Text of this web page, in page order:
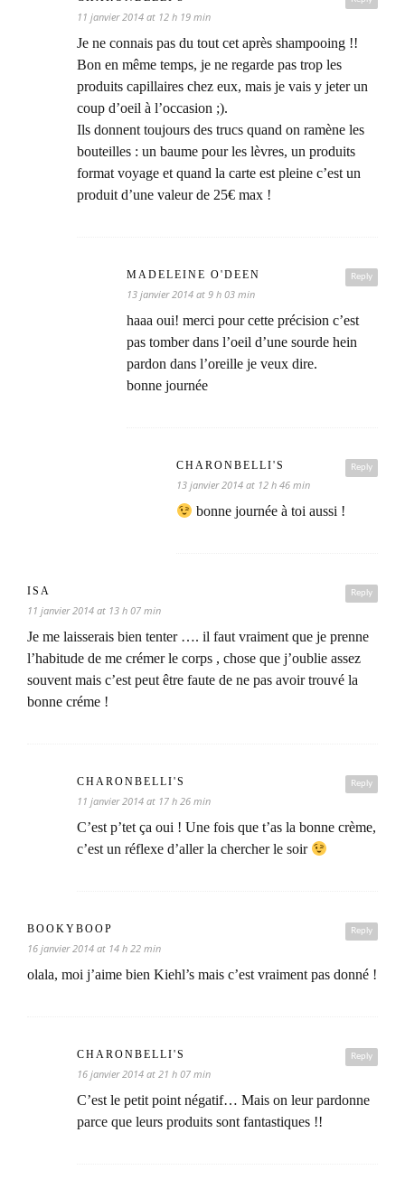
11 janvier 2014 at 12 h 19 min
Je ne connais pas du tout cet après shampooing !!
Bon en même temps, je ne regarde pas trop les
produits capillaires chez eux, mais je vais y jeter un
coup d’oeil à l’occasion ;).
Ils donnent toujours des trucs quand on ramène les
bouteilles : un baume pour les lèvres, un produits
format voyage et quand la carte est pleine c’est un
produit d’une valeur de 25€ max !
Reply
MADELEINE O'DEEN
13 janvier 2014 at 9 h 03 min
haaa oui! merci pour cette précision c’est
pas tomber dans l’oeil d’une sourde hein
pardon dans l’oreille je veux dire.
bonne journée
Reply
CHARONBELLI'S
13 janvier 2014 at 12 h 46 min
bonne journée à toi aussi !
Reply
ISA
11 janvier 2014 at 13 h 07 min
Je me laisserais bien tenter …. il faut vraiment que je prenne
l’habitude de me crémer le corps , chose que j’oublie assez
souvent mais c’est peut être faute de ne pas avoir trouvé la
bonne créme !
Reply
CHARONBELLI'S
11 janvier 2014 at 17 h 26 min
C’est p’tet ça oui ! Une fois que t’as la bonne crème,
c’est un réflexe d’aller la chercher le soir
Reply
BOOKYBOOP
16 janvier 2014 at 14 h 22 min
olala, moi j’aime bien Kiehl’s mais c’est vraiment pas donné !
Reply
CHARONBELLI'S
16 janvier 2014 at 21 h 07 min
C’est le petit point négatif… Mais on leur pardonne
parce que leurs produits sont fantastiques !!